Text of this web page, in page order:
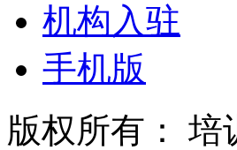
机构入驻
手机版
版权所有： 培